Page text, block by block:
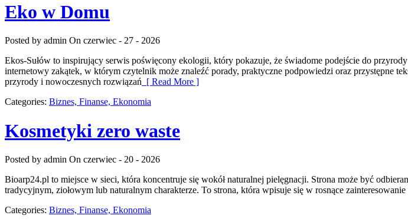
Eko w Domu
Posted by admin On czerwiec - 27 - 2026
Ekos-Sułów to inspirujący serwis poświęcony ekologii, który pokazuje, że świadome podejście do
internetowy zakątek, w którym czytelnik może znaleźć porady, praktyczne podpowiedzi oraz przystępne
przyrody i nowoczesnych rozwiązań [ Read More ]
Categories: Biznes, Finanse, Ekonomia
Kosmetyki zero waste
Posted by admin On czerwiec - 20 - 2026
Bioarp24.pl to miejsce w sieci, która koncentruje się wokół naturalnej pielęgnacji. Strona może być
tradycyjnym, ziołowym lub naturalnym charakterze. To strona, która wpisuje się w rosnące
Categories: Biznes, Finanse, Ekonomia